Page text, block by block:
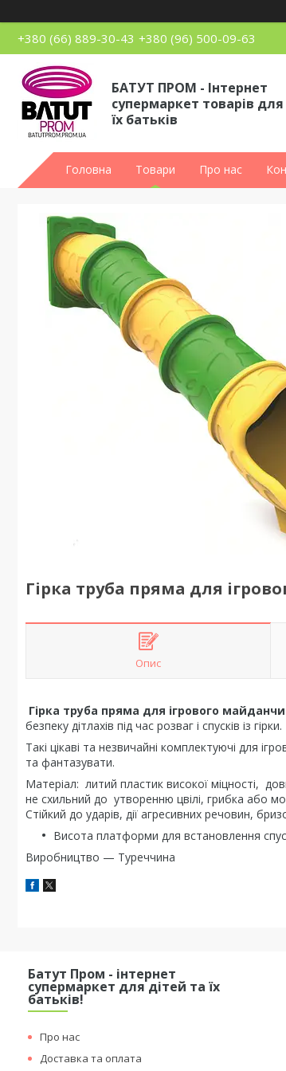
+380 (66) 889-30-43 +380 (96) 500-09-63
БАТУТ ПРОМ - Інтернет
супермаркет товарів для
їх батьків
Головна Товари Про нас
Гірка труба пряма для
Опис
Гірка труба пряма для ігрового
безпеку дітлахів під час розваг і спусків із
Такі цікаві та незвичайні комплектуючі для
та фантазувати.
Матеріал: литий пластик високої міцності,
не схильний до утворенню цвілі, грибка або
Стійкий до ударів, дії агресивних речовин,
Висота платформи для встановлення
Виробництво — Туреччина
Батут Пром - інтернет
супермаркет для дітей та їх
батьків!
Про нас
Доставка та оплата